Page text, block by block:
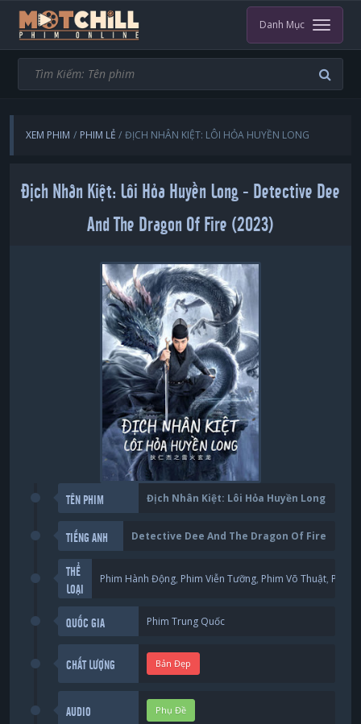
Danh Mục
XEM PHIM PHIM LẺ ĐỊCH NHÂN KIỆT: LÔI HỎA HUYỀN LONG
Địch Nhân Kiệt: Lôi Hỏa Huyền Long - Detective Dee
And The Dragon Of Fire (2023)
TÊN PHIM Địch Nhân Kiệt: Lôi Hỏa Huyền Long
TIẾNG ANH Detective Dee And The Dragon Of Fire
THỂ
LOẠI
Phim Hành Động, Phim Viễn Tưỡng, Phim Võ Thuật, Phim
QUỐC GIA Phim Trung Quốc
CHẤT LƯỢNG Bản Đẹp
AUDIO Phụ Đề